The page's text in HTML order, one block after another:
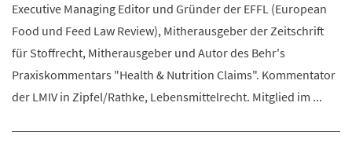
Executive Managing Editor und Gründer der EFFL (European
Food und Feed Law Review), Mitherausgeber der Zeitschrift
für Stoffrecht, Mitherausgeber und Autor des Behr's
Praxiskommentars "Health & Nutrition Claims". Kommentator
der LMIV in Zipfel/Rathke, Lebensmittelrecht. Mitglied im ...